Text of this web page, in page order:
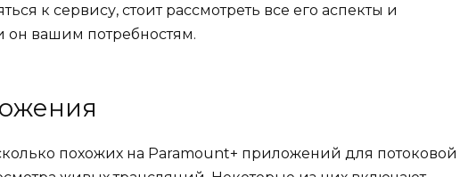
к сервису, стоит рассмотреть все его аспекты и
он вашим потребностям.
похожих на Paramount+ приложений для потоковой